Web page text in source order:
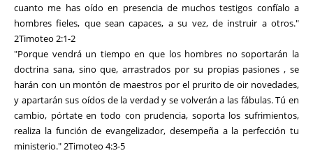
cuanto me has oído en presencia de muchos testigos confíalo a
hombres fieles, que sean capaces, a su vez, de instruir a otros."
2Timoteo 2:1-2
"Porque vendrá un tiempo en que los hombres no soportarán la
doctrina sana, sino que, arrastrados por su propias pasiones , se
harán con un montón de maestros por el prurito de oir novedades,
y apartarán sus oídos de la verdad y se volverán a las fábulas. Tú en
cambio, pórtate en todo con prudencia, soporta los sufrimientos,
realiza la función de evangelizador, desempeña a la perfección tu
ministerio." 2Timoteo 4:3-5